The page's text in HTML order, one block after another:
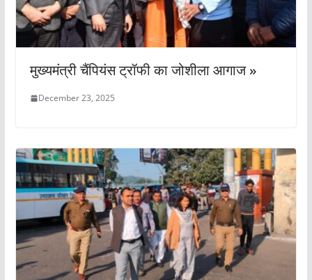
मुख्यमंत्री चैंपियंस ट्रॉफी का जोशीला आगाज »
December 23, 2025